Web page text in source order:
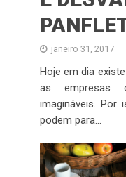
janeiro 31, 2017
Hoje em dia
as empresas
imagináveis. Por
podem para...